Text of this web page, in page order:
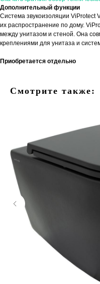
Дополнительный функции
Система звукоизоляции ViProtect
их распространение по дому.
между унитазом и стеной. Она
креплениями для унитаза и
Приобретается отдельно
Смотрите также: